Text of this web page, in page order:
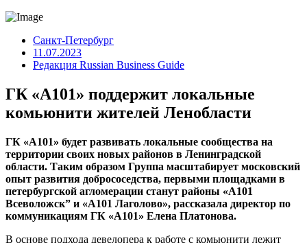
Санкт-Петербург
11.07.2023
Редакция Russian Business Guide
ГК «А101» поддержит локальные
комьюнити жителей Ленобласти
ГК «А101» будет развивать локальные сообщества на
территории своих новых районов в Ленинградской
области. Таким образом Группа масштабирует московский
опыт развития добрососедства, первыми площадками в
петербургской агломерации станут районы «А101
Всеволожск” и «А101 Лаголово», рассказала директор по
коммуникациям ГК «А101» Елена Платонова.
В основе подхода девелопера к работе с комьюнити лежит